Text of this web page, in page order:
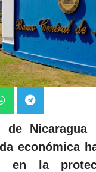
de Nicaragua
económica
en la